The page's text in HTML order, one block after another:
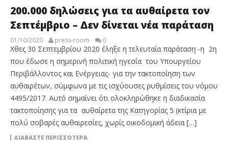
200.000 δηλώσεις για τα αυθαίρετα τον
Σεπτέμβριο – Δεν δίνεται νέα παράταση
01/10/2020 press-room 0
Χθες 30 Σεπτεμβρίου 2020 έληξε η τελευταία παράταση -η 2η
που έδωσε η σημερινή πολιτική ηγεσία του Υπουργείου
Περιβάλλοντος και Ενέργειας- για την τακτοποίηση των
αυθαιρέτων, σύμφωνα με τις ισχύουσες ρυθμίσεις του νόμου
4495/2017. Αυτό σημαίνει ότι ολοκληρώθηκε η διαδικασία
τακτοποίησης για τα αυθαίρετα της Κατηγορίας 5 (κτίρια με
πολύ σοβαρές αυθαιρεσίες, χωρίς οικοδομική άδεια […]
ΔΙΑΒΆΣΤΕ ΠΕΡΙΣΣΌΤΕΡΑ